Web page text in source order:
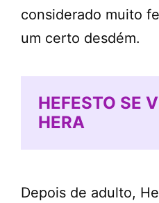
considerado muito
um certo desdém.
HEFESTO SE
HERA
Depois de adulto,